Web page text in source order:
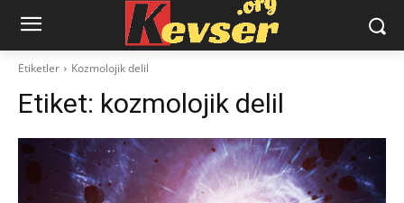
Etiketler Kozmolojik delil
Etiket: kozmolojik delil